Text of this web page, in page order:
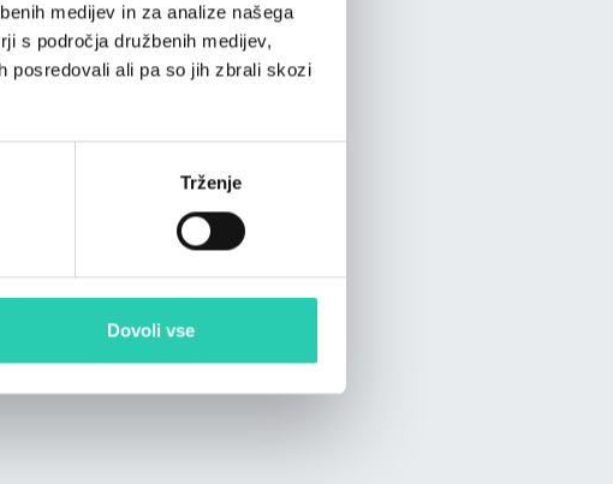
medijev in za analize našega
s področja družbenih medijev,
posredovali ali pa so jih zbrali skozi
Trženje
Dovoli vse